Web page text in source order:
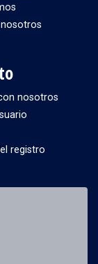
nosotros
registro